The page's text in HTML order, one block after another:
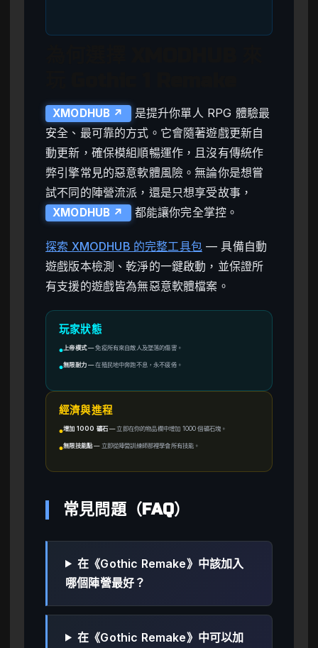
XMODHUB ↗
是提升你單人 RPG 體驗最
安全、最可靠的方式。它會隨著遊戲更新自
動更新，確保模組順暢運作，且沒有傳統作
弊引擎常見的惡意軟體風險。無論你是想嘗
試不同的陣營流派，還是只想享受故事，
XMODHUB ↗ 都能讓你完全掌控。
探索 XMODHUB 的完整工具包— 具備自動
遊戲版本檢測、乾淨的一鍵啟動，並保證所
有支援的遊戲皆為無惡意軟體檔案。
玩家狀態
● 上帝模式—免疫所有來自敵人及墜落的傷害。
●無限耐力—在殖民地中奔跑不息，永不疲倦。
經濟與進程
●增加 1000 礦石— 立即在你的物品欄中增加 1000 個礦石塊。
●無限技能點— 立即從陣營訓練師那裡學會所有技能。
常見問題（FAQ）
在《Gothic Remake》中該加入
哪個陣營最好？
在《Gothic Remake》中可以加